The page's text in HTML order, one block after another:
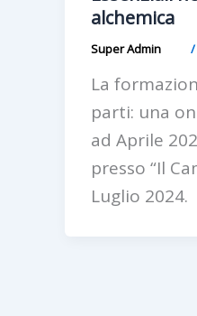
alchemica
Super Admin /
La
parti: una
ad Aprile
presso “Il
Luglio 2024.